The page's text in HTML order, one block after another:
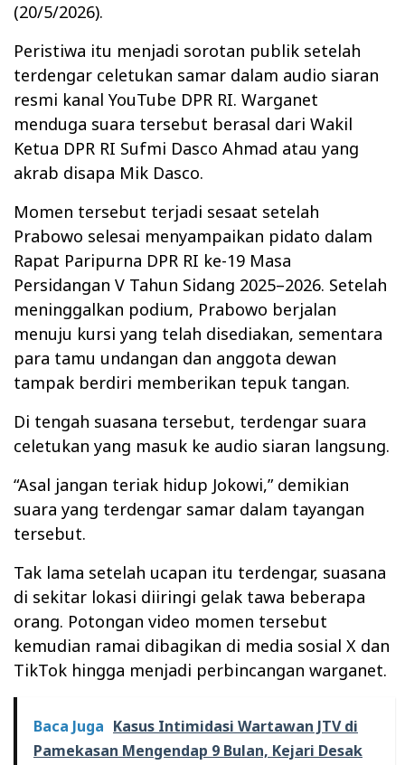
(20/5/2026).
Peristiwa itu menjadi sorotan publik setelah
terdengar celetukan samar dalam audio siaran
resmi kanal YouTube DPR RI. Warganet
menduga suara tersebut berasal dari Wakil
Ketua DPR RI Sufmi Dasco Ahmad atau yang
akrab disapa Mik Dasco.
Momen tersebut terjadi sesaat setelah
Prabowo selesai menyampaikan pidato dalam
Rapat Paripurna DPR RI ke-19 Masa
Persidangan V Tahun Sidang 2025–2026. Setelah
meninggalkan podium, Prabowo berjalan
menuju kursi yang telah disediakan, sementara
para tamu undangan dan anggota dewan
tampak berdiri memberikan tepuk tangan.
Di tengah suasana tersebut, terdengar suara
celetukan yang masuk ke audio siaran langsung.
“Asal jangan teriak hidup Jokowi,” demikian
suara yang terdengar samar dalam tayangan
tersebut.
Tak lama setelah ucapan itu terdengar, suasana
di sekitar lokasi diiringi gelak tawa beberapa
orang. Potongan video momen tersebut
kemudian ramai dibagikan di media sosial X dan
TikTok hingga menjadi perbincangan warganet.
Baca Juga Kasus Intimidasi Wartawan JTV di
Pamekasan Mengendap 9 Bulan, Kejari Desak